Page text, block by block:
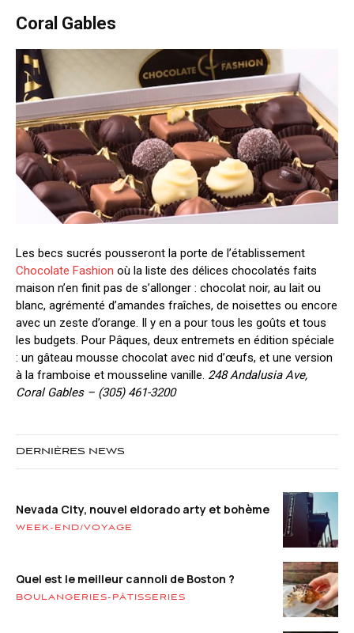
Coral Gables
Les becs sucrés pousseront la porte de l’établissement
Chocolate Fashion où la liste des délices chocolatés faits
maison n’en finit pas de s’allonger : chocolat noir, au lait ou
blanc, agrémenté d’amandes fraîches, de noisettes ou encore
avec un zeste d’orange. Il y en a pour tous les goûts et tous
les budgets. Pour Pâques, deux entremets en édition spéciale
: un gâteau mousse chocolat avec nid d’œufs, et une version
à la framboise et mousseline vanille. 248 Andalusia Ave,
Coral Gables – (305) 461-3200
DERNIÈRES NEWS
Nevada City, nouvel eldorado arty et bohème
WEEK-END/VOYAGE
Quel est le meilleur cannoli de Boston ?
BOULANGERIES-PÂTISSERIES